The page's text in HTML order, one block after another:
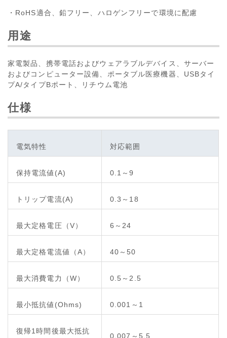
・RoHS適合、鉛フリー、ハロゲンフリーで環境に配慮
用途
家電製品、携帯電話およびウェアラブルデバイス、サーバー
およびコンピューター設備、ポータブル医療機器、USBタイ
プA/タイプBポート、リチウム電池
仕様
電気特性 対応範囲
保持電流値(A) 0.1～9
トリップ電流(A) 0.3～18
最大定格電圧（V） 6～24
最大定格電流値（A） 40～50
最大消費電力（W） 0.5～2.5
最小抵抗値(Ohms) 0.001～1
復帰1時間後最大抵抗
0.007～5.5